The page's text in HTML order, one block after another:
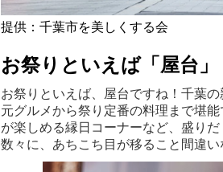
提供：千葉市を美しくする会
お祭りといえば「屋台」
お祭りといえば、屋台ですね！千葉
元グルメから祭り定番の料理まで堪
が楽しめる縁日コーナーなど、盛り
数々に、あちこち目が移ること間違い